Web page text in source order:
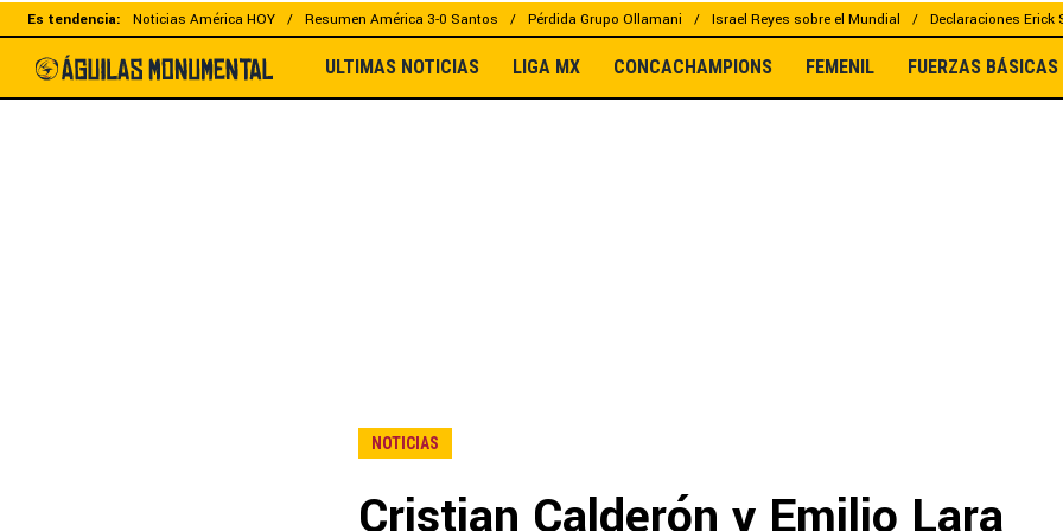
Es tendencia: Noticias América HOY Resumen América 3-0 Santos Pérdida Grupo Ollamani Israel Reyes sobre el Mundial Declaraciones Erick
ULTIMAS NOTICIAS LIGA MX CONCACHAMPIONS FEMENIL FUERZAS BÁSICAS
NOTICIAS
Cristian Calderón y Emilio Lara